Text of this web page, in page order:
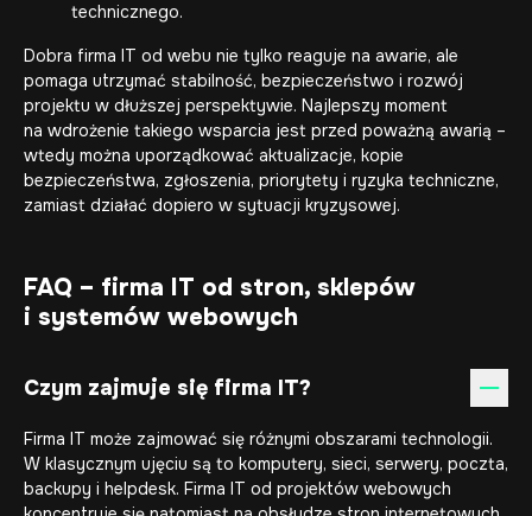
technicznego.
Dobra firma IT od webu nie tylko reaguje na awarie, ale
pomaga utrzymać stabilność, bezpieczeństwo i rozwój
projektu w dłuższej perspektywie. Najlepszy moment
na wdrożenie takiego wsparcia jest przed poważną awarią –
wtedy można uporządkować aktualizacje, kopie
bezpieczeństwa, zgłoszenia, priorytety i ryzyka techniczne,
zamiast działać dopiero w sytuacji kryzysowej.
FAQ – firma IT od stron, sklepów
i systemów webowych
Czym zajmuje się firma IT?
Firma IT może zajmować się różnymi obszarami technologii.
W klasycznym ujęciu są to komputery, sieci, serwery, poczta,
backupy i helpdesk. Firma IT od projektów webowych